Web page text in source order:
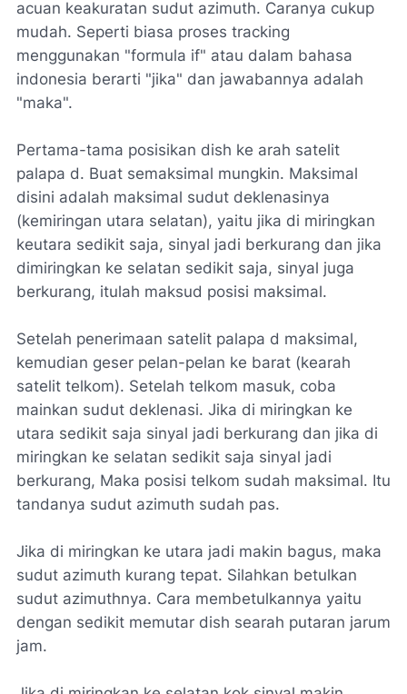
acuan keakuratan sudut azimuth. Caranya cukup
mudah. Seperti biasa proses tracking
menggunakan "formula if" atau dalam bahasa
indonesia berarti "jika" dan jawabannya adalah
"maka".
Pertama-tama posisikan dish ke arah satelit
palapa d. Buat semaksimal mungkin. Maksimal
disini adalah maksimal sudut deklenasinya
(kemiringan utara selatan), yaitu jika di miringkan
keutara sedikit saja, sinyal jadi berkurang dan jika
dimiringkan ke selatan sedikit saja, sinyal juga
berkurang, itulah maksud posisi maksimal.
Setelah penerimaan satelit palapa d maksimal,
kemudian geser pelan-pelan ke barat (kearah
satelit telkom). Setelah telkom masuk, coba
mainkan sudut deklenasi. Jika di miringkan ke
utara sedikit saja sinyal jadi berkurang dan jika di
miringkan ke selatan sedikit saja sinyal jadi
berkurang, Maka posisi telkom sudah maksimal. Itu
tandanya sudut azimuth sudah pas.
Jika di miringkan ke utara jadi makin bagus, maka
sudut azimuth kurang tepat. Silahkan betulkan
sudut azimuthnya. Cara membetulkannya yaitu
dengan sedikit memutar dish searah putaran jarum
jam.